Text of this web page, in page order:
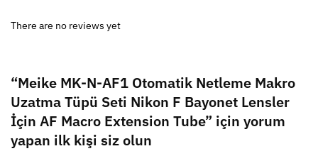
There are no reviews yet
“Meike MK-N-AF1 Otomatik Netleme Makro
Uzatma Tüpü Seti Nikon F Bayonet Lensler
İçin AF Macro Extension Tube” için yorum
yapan ilk kişi siz olun